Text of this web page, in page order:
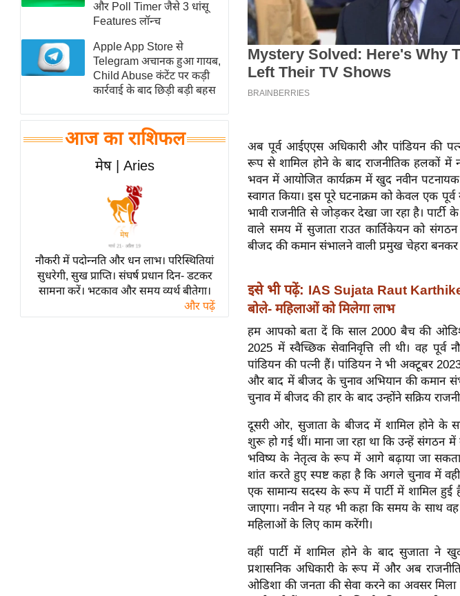
समसामयिक
मातृभूमि
स्तंभ
एम.
चाय पर
समीक्षा
व्रत
त्योहार
और Poll Timer जैसे 3 धांसू
Features लॉन्च
Apple App Store से
Telegram अचानक हुआ गायब,
Child Abuse कंटेंट पर कड़ी
कार्रवाई के बाद छिड़ी बड़ी बहस
आज का राशिफल
मेष | Aries
नौकरी में पदोन्नति और धन लाभ। परिस्थितियां
सुधरेगी, सुख प्राप्ति। संघर्ष प्रधान दिन- डटकर
सामना करें। भटकाव और समय व्यर्थ बीतेगा।
और पढ़ें
अब पूर्व आईएएस अधिकारी और पांडियन की
रूप से शामिल होने के बाद राजनीतिक हलकों में
भवन में आयोजित कार्यक्रम में खुद नवीन
स्वागत किया। इस पूरे घटनाक्रम को केवल एक
भावी राजनीति से जोड़कर देखा जा रहा है।
वाले समय में सुजाता राउत कार्तिकेयन को
बीजद की कमान संभालने वाली प्रमुख चेहरा
इसे भी पढ़ें: IAS Sujata Raut
बोले- महिलाओं को मिलेगा लाभ
हम आपको बता दें कि साल 2000 बैच की
2025 में स्वैच्छिक सेवानिवृत्ति ली थी। वह
पांडियन की पत्नी हैं। पांडियन ने भी अक्टूबर
और बाद में बीजद के चुनाव अभियान की कमान
चुनाव में बीजद की हार के बाद उन्होंने सक्रिय
दूसरी ओर, सुजाता के बीजद में शामिल होने के
शुरू हो गई थीं। माना जा रहा था कि उन्हें संगठन में
भविष्य के नेतृत्व के रूप में आगे बढ़ाया जा
शांत करते हुए स्पष्ट कहा है कि अगले चुनाव में वही
एक सामान्य सदस्य के रूप में पार्टी में शामिल
जाएगा। नवीन ने यह भी कहा कि समय के साथ वह
महिलाओं के लिए काम करेंगी।
वहीं पार्टी में शामिल होने के बाद सुजाता ने
प्रशासनिक अधिकारी के रूप में और अब
ओडिशा की जनता की सेवा करने का अवसर मिला